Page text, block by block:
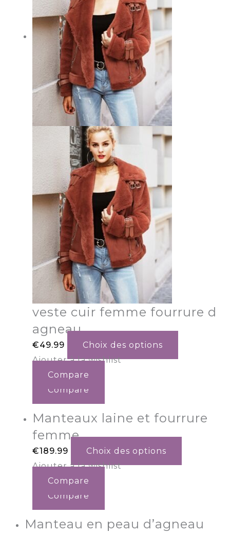
veste cuir femme fourrure d
agneau
€49.99
Choix des options
Ajouter à la wishlist
Compare
Compare
Manteaux laine et fourrure
femme
€189.99
Choix des options
Ajouter à la wishlist
Compare
Compare
Manteau en peau d’agneau